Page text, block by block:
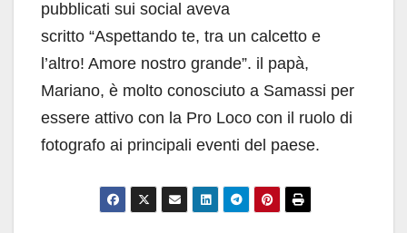
pubblicati sui social aveva
scritto “Aspettando te, tra un calcetto e
l’altro! Amore nostro grande”. il papà,
Mariano, è molto conosciuto a Samassi per
essere attivo con la Pro Loco con il ruolo di
fotografo ai principali eventi del paese.